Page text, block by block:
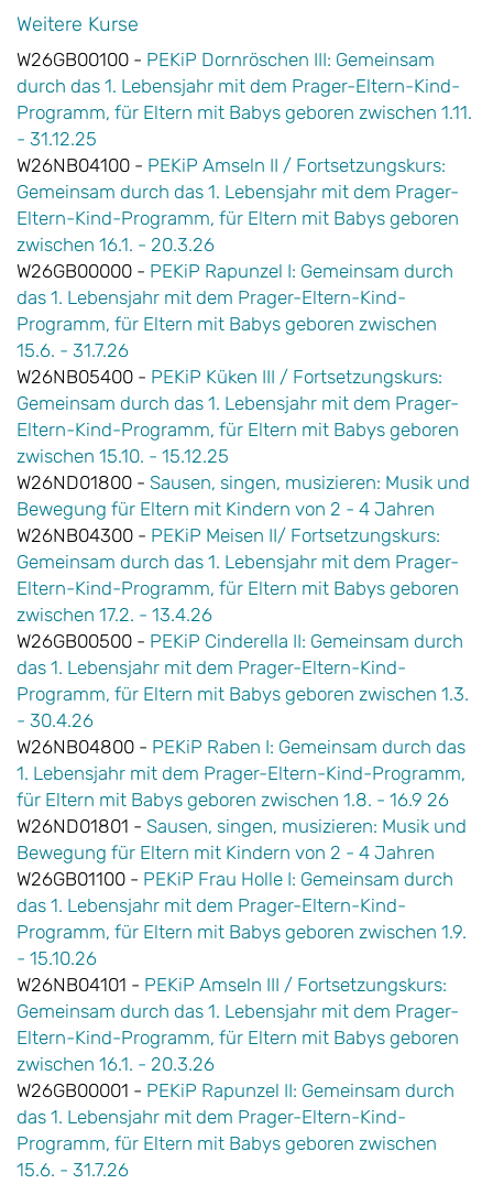
Weitere Kurse
W26GB00100 - PEKiP Dornröschen III: Gemeinsam
durch das 1. Lebensjahr mit dem Prager-Eltern-Kind-
Programm, für Eltern mit Babys geboren zwischen 1.11.
- 31.12.25
W26NB04100 - PEKiP Amseln II / Fortsetzungskurs:
Gemeinsam durch das 1. Lebensjahr mit dem Prager-
Eltern-Kind-Programm, für Eltern mit Babys geboren
zwischen 16.1. - 20.3.26
W26GB00000 - PEKiP Rapunzel I: Gemeinsam durch
das 1. Lebensjahr mit dem Prager-Eltern-Kind-
Programm, für Eltern mit Babys geboren zwischen
15.6. - 31.7.26
W26NB05400 - PEKiP Küken III / Fortsetzungskurs:
Gemeinsam durch das 1. Lebensjahr mit dem Prager-
Eltern-Kind-Programm, für Eltern mit Babys geboren
zwischen 15.10. - 15.12.25
W26ND01800 - Sausen, singen, musizieren: Musik und
Bewegung für Eltern mit Kindern von 2 - 4 Jahren
W26NB04300 - PEKiP Meisen II/ Fortsetzungskurs:
Gemeinsam durch das 1. Lebensjahr mit dem Prager-
Eltern-Kind-Programm, für Eltern mit Babys geboren
zwischen 17.2. - 13.4.26
W26GB00500 - PEKiP Cinderella II: Gemeinsam durch
das 1. Lebensjahr mit dem Prager-Eltern-Kind-
Programm, für Eltern mit Babys geboren zwischen 1.3.
- 30.4.26
W26NB04800 - PEKiP Raben I: Gemeinsam durch das
1. Lebensjahr mit dem Prager-Eltern-Kind-Programm,
für Eltern mit Babys geboren zwischen 1.8. - 16.9 26
W26ND01801 - Sausen, singen, musizieren: Musik und
Bewegung für Eltern mit Kindern von 2 - 4 Jahren
W26GB01100 - PEKiP Frau Holle I: Gemeinsam durch
das 1. Lebensjahr mit dem Prager-Eltern-Kind-
Programm, für Eltern mit Babys geboren zwischen 1.9.
- 15.10.26
W26NB04101 - PEKiP Amseln III / Fortsetzungskurs:
Gemeinsam durch das 1. Lebensjahr mit dem Prager-
Eltern-Kind-Programm, für Eltern mit Babys geboren
zwischen 16.1. - 20.3.26
W26GB00001 - PEKiP Rapunzel II: Gemeinsam durch
das 1. Lebensjahr mit dem Prager-Eltern-Kind-
Programm, für Eltern mit Babys geboren zwischen
15.6. - 31.7.26